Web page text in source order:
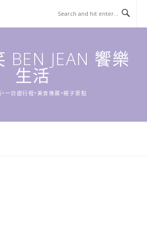
BEN JEAN 饗樂
生活
•一日遊行程•美食推薦•親子景點